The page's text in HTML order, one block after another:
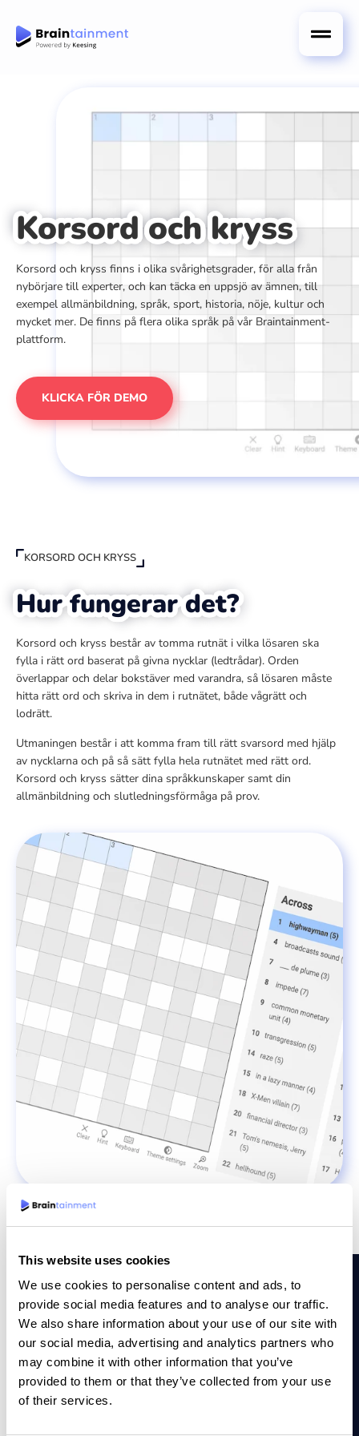
This website uses cookies
We use cookies to personalise content and ads, to
provide social media features and to analyse our traffic.
We also share information about your use of our site with
our social media, advertising and analytics partners who
may combine it with other information that you’ve
provided to them or that they’ve collected from your use
of their services.
Korsord och kryss
Korsord och kryss finns i olika svårighetsgrader, för alla från
nybörjare till experter, och kan täcka en uppsjö av ämnen, till
exempel allmänbildning, språk, sport, historia, nöje, kultur och
mycket mer. De finns på flera olika språk på vår Braintainment-
plattform.
KLICKA FÖR DEMO
KORSORD OCH KRYSS
Hur fungerar det?
Korsord och kryss består av tomma rutnät i vilka lösaren ska
fylla i rätt ord baserat på givna nycklar (ledtrådar). Orden
överlappar och delar bokstäver med varandra, så lösaren måste
hitta rätt ord och skriva in dem i rutnätet, både vågrätt och
lodrätt.
Utmaningen består i att komma fram till rätt svarsord med hjälp
av nycklarna och på så sätt fylla hela rutnätet med rätt ord.
Korsord och kryss sätter dina språkkunskaper samt din
allmänbildning och slutledningsförmåga på prov.
VARFÖR BRAINTAINMENT
Varför oss?